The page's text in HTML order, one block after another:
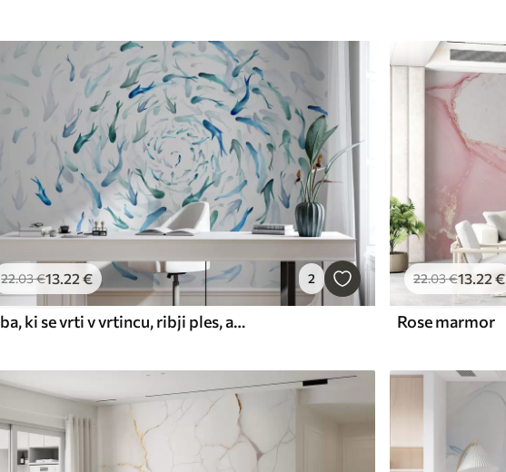
22.03€13 .22 € 2
Riba, ki se vrti v vrtincu, ribji ples, akvarel, morski pes, abstraktna kompozicija, minimalizem, modra, zelena barva
22.03€13.22 €
Rose marmor